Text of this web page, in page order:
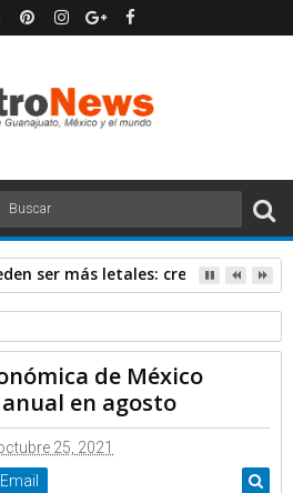
ser más letales: creadora de
avanza 4.3% anual en agosto
de México
en agosto
25, 2021
Email